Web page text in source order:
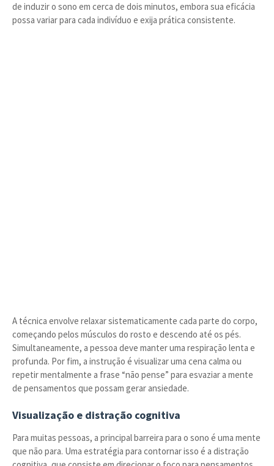
de induzir o sono em cerca de dois minutos, embora sua eficácia
possa variar para cada indivíduo e exija prática consistente.
A técnica envolve relaxar sistematicamente cada parte do corpo,
começando pelos músculos do rosto e descendo até os pés.
Simultaneamente, a pessoa deve manter uma respiração lenta e
profunda. Por fim, a instrução é visualizar uma cena calma ou
repetir mentalmente a frase “não pense” para esvaziar a mente
de pensamentos que possam gerar ansiedade.
Visualização e distração cognitiva
Para muitas pessoas, a principal barreira para o sono é uma mente
que não para. Uma estratégia para contornar isso é a distração